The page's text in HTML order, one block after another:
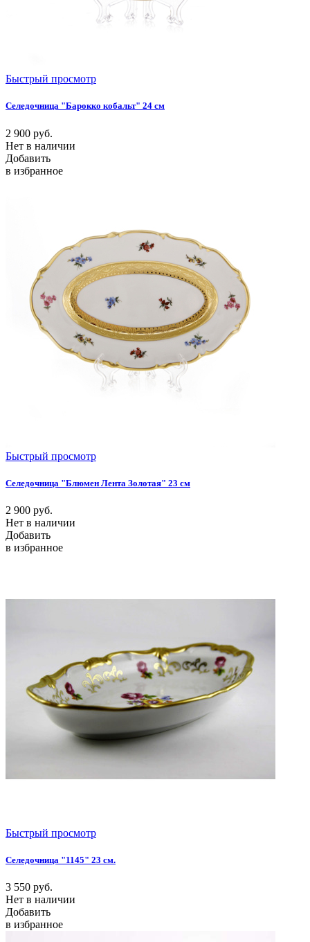
Быстрый просмотр
Селедочница "Барокко кобальт" 24 см
2 900 руб.
Нет в наличии
Добавить
в избранное
Быстрый просмотр
Селедочница "Блюмен Лента Золотая" 23 см
2 900 руб.
Нет в наличии
Добавить
в избранное
Быстрый просмотр
Селедочница "1145" 23 см.
3 550 руб.
Нет в наличии
Добавить
в избранное